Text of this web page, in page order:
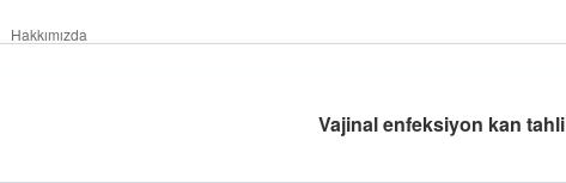
Hakkımızda
Vajinal enfeksiyon kan